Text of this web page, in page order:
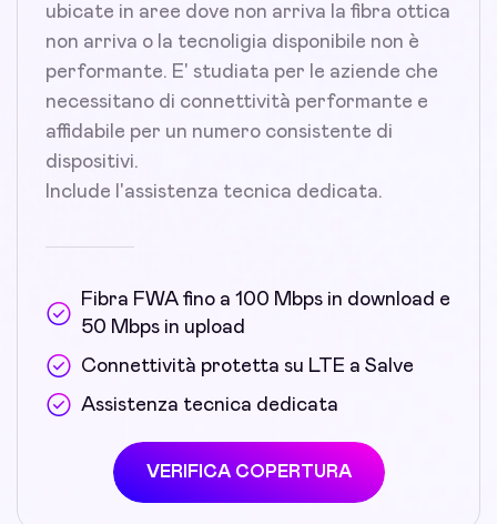
ubicate in aree dove non arriva la fibra ottica
non arriva o la tecnoligia disponibile non è
performante. E' studiata per le aziende che
necessitano di connettività performante e
affidabile per un numero consistente di
dispositivi.
Include l'assistenza tecnica dedicata.
Fibra FWA fino a 100 Mbps in download e
50 Mbps in upload
Connettività protetta su LTE a Salve
Assistenza tecnica dedicata
VERIFICA COPERTURA